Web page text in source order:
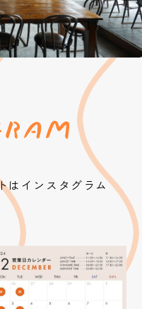
はインスタグラム